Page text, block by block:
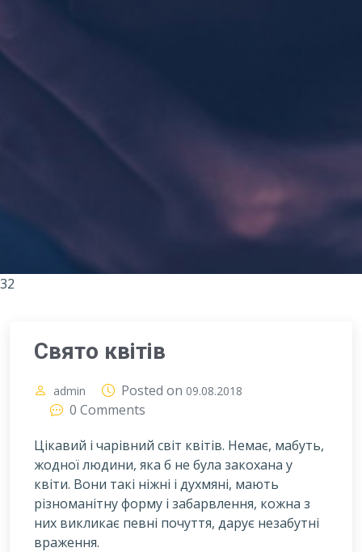
32
Свято квітів
admin Posted on 09.08.2018
0 Comments
Цікавий і чарівний світ квітів. Немає, мабуть,
жодної людини, яка б не була закохана у
квіти. Вони такі ніжні і духмяні, мають
різноманітну форму і забарвлення, кожна з
них викликає певні почуття, дарує незабутні
враження.